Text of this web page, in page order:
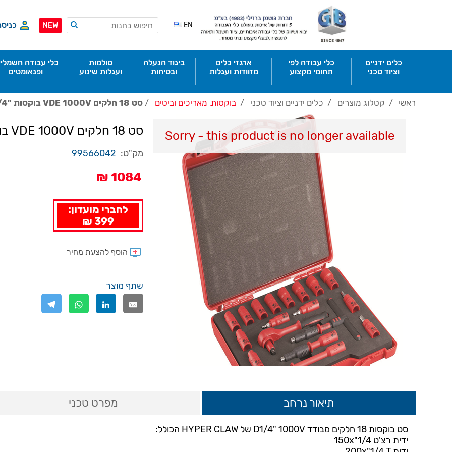
EN
NEW
כלים ידניים
וציוד טכני
כלי עבודה לפי
תחומי מקצוע
ארגזי כלים
מזוודות ועגלות
ביגוד הנעלה
ובטיחות
סולמות
ועגלות שינוע
כלי עבודה
ופנאומטים
ראשי / קטלוג מוצרים / כלים ידניים וציוד טכני / בוקסות, מאריכים וביטים / סט 18 חלקים VDE 1000V בוקסות "D1/4+ידיות+ ביטים אלן
Sorry - this product is no longer available סט 18 חלקים VDE 1000V בוקסות "D1/4+ידיות+ ביטים אלן
מק"ט: 99566042
1084 ₪
לחברי מועדון:
399 ₪
שתף מוצר
תיאור נרחב מפרט טכני
סט בוקסות 18 חלקים מבודד D1/4" 1000V של HYPER CLAW הכולל:
ידית רצ'ט 150x"1/4